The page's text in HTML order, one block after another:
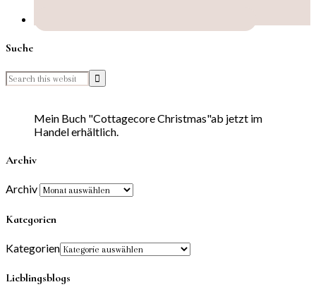
Suche
Mein Buch "Cottagecore Christmas"ab jetzt im
Handel erhältlich.
Archiv
Archiv
Kategorien
Kategorien
Lieblingsblogs